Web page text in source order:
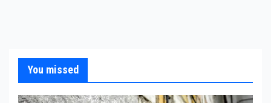
You missed